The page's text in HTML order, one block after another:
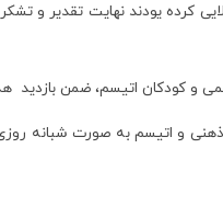
یودند نهایت تقدیر و تشکر
و کودکان اتیسم، ضمن بازدید
ام اس و کودکان دچار معلولیت ذهنی و اتیسم